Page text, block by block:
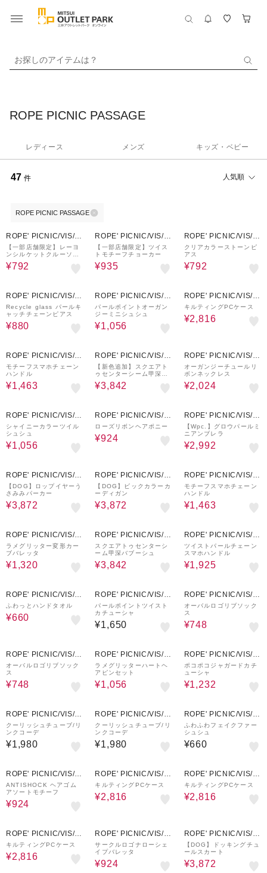
お探しのアイテムは？
ROPE PICNIC PASSAGE
レディース メンズ キッズ・ベビー
47 件 人気順
ROPE PICNIC PASSAGE
ROPE' PICNIC/VIS/J
UNRED
【一部店舗限定】レーヨ
ンシルケットクルーソッ
クス
¥792
ROPE' PICNIC/VIS/J
UNRED
【一部店舗限定】ツイス
トモチーフチョーカー
¥935
ROPE' PICNIC/VIS/J
UNRED
クリアカラーストーンピ
アス
¥792
ROPE' PICNIC/VIS/J
UNRED
Recycle glass パールキ
ャッチチェーンピアス
¥880
ROPE' PICNIC/VIS/J
UNRED
パールポイントオーガン
ジーミニシュシュ
¥1,056
ROPE' PICNIC/VIS/J
UNRED
キルティングPCケース
¥2,816
ROPE' PICNIC/VIS/J
UNRED
モチーフスマホチェーン
ハンドル
¥1,463
ROPE' PICNIC/VIS/J
UNRED
【新色追加】スクエアト
ゥセンターシーム甲深バ
ブーシュ
¥3,842
ROPE' PICNIC/VIS/J
UNRED
オーガンジーチュールリ
ボンネックレス
¥2,024
ROPE' PICNIC/VIS/J
UNRED
シャイニーカラーツイル
シュシュ
¥1,056
ROPE' PICNIC/VIS/J
UNRED
ローズリボンヘアポニー
¥924
ROPE' PICNIC/VIS/J
UNRED
【Wpc.】グロウパールミ
ニアンブレラ
¥2,992
ROPE' PICNIC/VIS/J
UNRED
【DOG】ロップイヤーう
さみみパーカー
¥3,872
ROPE' PICNIC/VIS/J
UNRED
【DOG】ビックカラーカ
ーディガン
¥3,872
ROPE' PICNIC/VIS/J
UNRED
モチーフスマホチェーン
ハンドル
¥1,463
ROPE' PICNIC/VIS/J
UNRED
ラメグリッター変形カー
ブバレッタ
¥1,320
ROPE' PICNIC/VIS/J
UNRED
スクエアトゥセンターシ
ーム甲深バブーシュ
¥3,842
ROPE' PICNIC/VIS/J
UNRED
ツイストパールチェーン
スマホハンドル
¥1,925
ROPE' PICNIC/VIS/J
UNRED
ふわっとハンドタオル
¥660
ROPE' PICNIC/VIS/J
UNRED
パールポイントツイスト
カチューシャ
¥1,650
ROPE' PICNIC/VIS/J
UNRED
オーバルロゴリブソック
ス
¥748
ROPE' PICNIC/VIS/J
UNRED
オーバルロゴリブソック
ス
¥748
ROPE' PICNIC/VIS/J
UNRED
ラメグリッターハートヘ
アピンセット
¥1,056
ROPE' PICNIC/VIS/J
UNRED
ポコポコジャガードカチ
ューシャ
¥1,232
ROPE' PICNIC/VIS/J
UNRED
クーリッシュチューブ/リ
ンクコーデ
¥1,980
ROPE' PICNIC/VIS/J
UNRED
クーリッシュチューブ/リ
ンクコーデ
¥1,980
ROPE' PICNIC/VIS/J
UNRED
ふわふわフェイクファー
シュシュ
¥660
ROPE' PICNIC/VIS/J
UNRED
ANTISHOCK ヘアゴム
アソートモチーフ
¥924
ROPE' PICNIC/VIS/J
UNRED
キルティングPCケース
¥2,816
ROPE' PICNIC/VIS/J
UNRED
キルティングPCケース
¥2,816
ROPE' PICNIC/VIS/J
UNRED
キルティングPCケース
¥2,816
ROPE' PICNIC/VIS/J
UNRED
サークルロゴナローシェ
イプバレッタ
¥924
ROPE' PICNIC/VIS/J
UNRED
【DOG】ドッキングチュ
ールスカート
¥3,872